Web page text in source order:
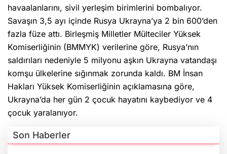
havaalanlarını, sivil yerleşim birimlerini bombalıyor.
Savaşın 3,5 ayı içinde Rusya Ukrayna’ya 2 bin 600’den
fazla füze attı. Birleşmiş Milletler Mülteciler Yüksek
Komiserliğinin (BMMYK) verilerine göre, Rusya’nın
saldırıları nedeniyle 5 milyonu aşkın Ukrayna vatandaşı
komşu ülkelerine sığınmak zorunda kaldı. BM İnsan
Hakları Yüksek Komiserliğinin açıklamasına göre,
Ukrayna’da her gün 2 çocuk hayatını kaybediyor ve 4
çocuk yaralanıyor.
Son Haberler